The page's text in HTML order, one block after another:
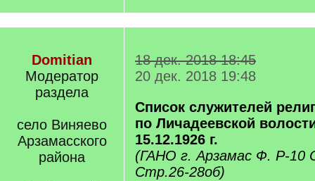
Domitian
Модератор
раздела
село Виняево
Арзамасского
района
18 дек. 2018 18:45
20 дек. 2018 19:48
Список служителей
по Личадеевской
15.12.1926 г.
(ГАНО г. Арзамас Ф. Р-10
Стр.26-28об)